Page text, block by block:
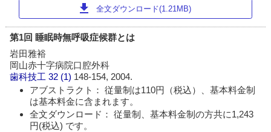
download 全文ダウンロード(1.21MB)
第1回 睡眠時無呼吸症候群とは
岩田雅裕
岡山赤十字病院口腔外科
歯科技工 32 (1) 148-154, 2004.
アブストラクト： 従量制は110円（税込）、基本料金制
は基本料金に含まれます。
全文ダウンロード： 従量制、基本料金制の方共に1,243
円(税込) です。